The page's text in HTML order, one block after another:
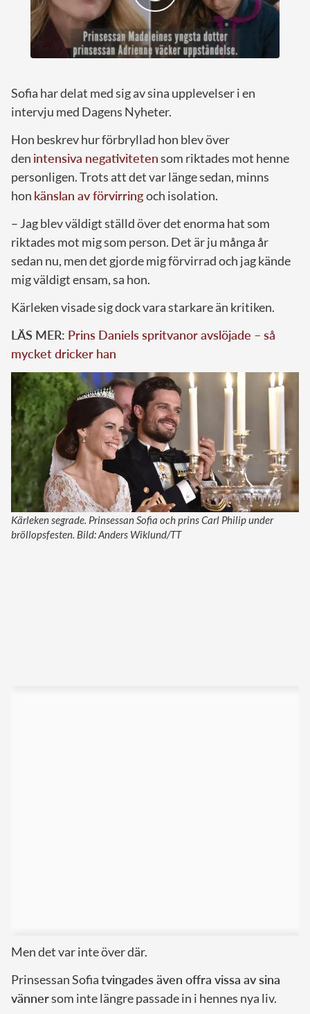
Sofia har delat med sig av sina upplevelser i en
intervju med Dagens Nyheter.
Hon beskrev hur förbryllad hon blev över
den intensiva negativitetensom riktades mot henne
personligen. Trots att det var länge sedan, minns
hon känslan av förvirringoch isolation.
– Jag blev väldigt ställd över det enorma hat som
riktades mot mig som person. Det är ju många år
sedan nu, men det gjorde mig förvirrad och jag kände
mig väldigt ensam, sa hon.
Kärleken visade sig dock vara starkare än kritiken.
LÄS MER: Prins Daniels spritvanor avslöjade – så
mycket dricker han
Kärleken segrade. Prinsessan Sofia och prins Carl Philip under
bröllopsfesten. Bild: Anders Wiklund/TT
Men det var inte över där.
Prinsessan Sofiatvingades även offra vissa av sina
vännersom inte längre passade in i hennes nya liv.